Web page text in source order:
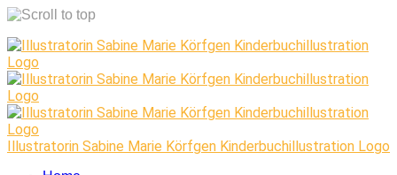
Skip
to
content
Illustratorin Sabine Marie Körfgen Kinderbuchillustration Logo